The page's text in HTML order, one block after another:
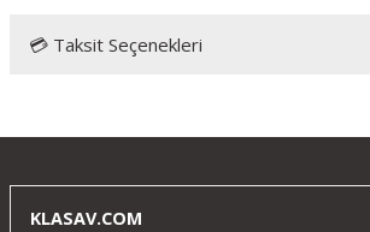
Bu ürüne ilk yorumu siz yapın!
💳 Taksit Seçenekleri
KLASAV.COM